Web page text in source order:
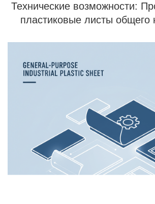
Технические возможности:
пластиковые листы общего